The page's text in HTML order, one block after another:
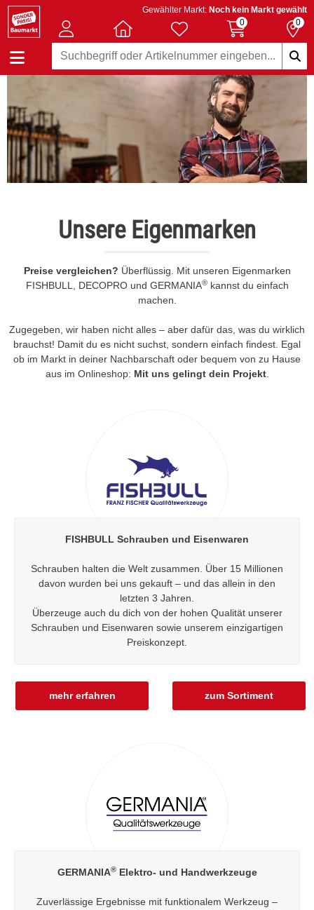
Gewählter Markt: Noch kein Markt gewählt
0
0
Unsere Eigenmarken
Preise vergleichen? Überflüssig. Mit unseren Eigenmarken
FISHBULL, DECOPRO und GERMANIA®kannst du einfach
machen.
Zugegeben, wir haben nicht alles – aber dafür das, was du wirklich
brauchst! Damit du es nicht suchst, sondern einfach findest. Egal
ob im Markt in deiner Nachbarschaft oder bequem von zu Hause
aus im Onlineshop: Mit uns gelingt dein Projekt.
FISHBULL Schrauben und Eisenwaren
Schrauben halten die Welt zusammen. Über 15 Millionen
davon wurden bei uns gekauft – und das allein in den
letzten 3 Jahren.
Überzeuge auch du dich von der hohen Qualität unserer
Schrauben und Eisenwaren sowie unserem einzigartigen
Preiskonzept.
mehr erfahren zum Sortiment
GERMANIA®Elektro- und Handwerkzeuge
Zuverlässige Ergebnisse mit funktionalem Werkzeug –